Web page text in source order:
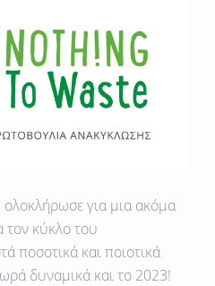
ολοκλήρωσε για μια ακόμα
τον κύκλο του
ποσοτικά και ποιοτικά
δυναμικά και το 2023!